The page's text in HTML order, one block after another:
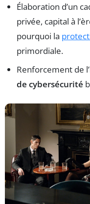
Élaboration d’un
privée, capital à
pourquoi la
primordiale.
Renforcement de
de cybersécurité